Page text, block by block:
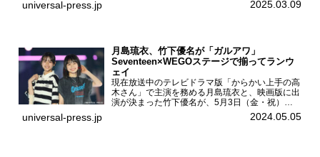
universal-press.jp 2025.03.09
月島琉衣、竹下優名が「ガルアワ」
Seventeen×WEGOステージで揃ってランウ
ェイ
現在放送中のテレビドラマ版「からかい上手の高
木さん」で主演を務める月島琉衣と、映画版に出
演が決まった竹下優名が、5月3日（金・祝）東
京・国立代々木競技場第一体育館で開催されたフ
ァッション&音楽イベント『Rakuten GirlsAward
universal-press.jp 2024.05.05